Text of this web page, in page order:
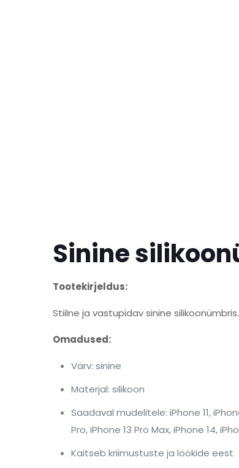
Sinine
Tootekirjeldus:
Stiilne ja vastupidav sinine
Omadused:
Värv: sinine
Materjal: silikoon
Saadaval mudelitele: iPhone 11,
Pro, iPhone 13 Pro Max, iPhone 14,
Kaitseb kriimustuste ja löökide eest